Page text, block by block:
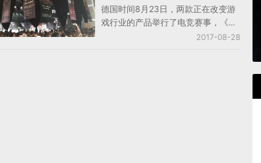
德国时间8月23日，两款正在改变游
戏行业的产品举行了电竞赛事，《王
者荣耀》欧美版《Arena of Valor》
2017-08-28